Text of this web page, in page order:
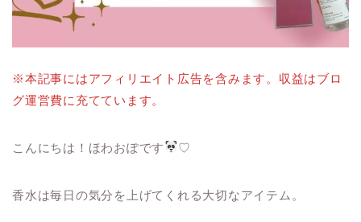
※本記事にはアフィリエイト広告を含みます。収益はブロ
グ運営費に充てています。
こんにちは！ほわおぽです ♡
香水は毎日の気分を上げてくれる大切なアイテム。